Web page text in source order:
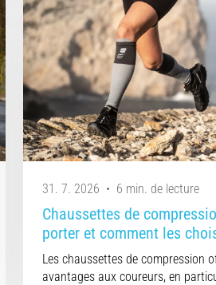
31. 7. 2026 • 6 min. de lecture
Chaussettes de
porter et comment les
Les chaussettes de compression
avantages aux coureurs, en